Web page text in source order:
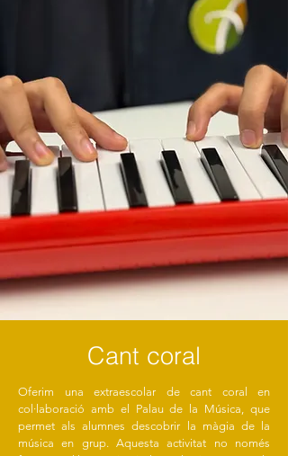
Cant coral
Oferim una extraescolar de cant coral en
col·laboració amb el Palau de la Música, que
permet als alumnes descobrir la màgia de la
música en grup. Aquesta activitat no només